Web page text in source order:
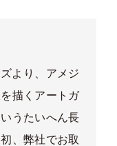
より、アメジ
描くアートガ
うたいへん長
、弊社でお取